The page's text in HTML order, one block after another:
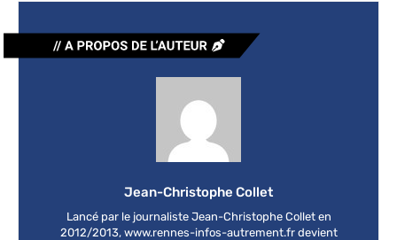
Jean-Christophe Collet
Lancé par le journaliste Jean-Christophe Collet en
2012/2013, www.rennes-infos-autrement.fr devient